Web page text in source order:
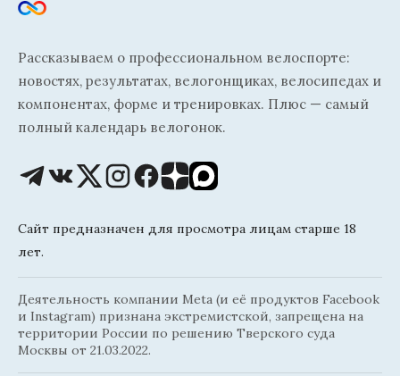
Рассказываем о профессиональном велоспорте:
новостях, результатах, велогонщиках, велосипедах и
компонентах, форме и тренировках. Плюс — самый
полный календарь велогонок.
Сайт предназначен для просмотра лицам старше 18
лет.
Деятельность компании Meta (и её продуктов Facebook
и Instagram) признана экстремистской, запрещена на
территории России по решению Тверского суда
Москвы от 21.03.2022.